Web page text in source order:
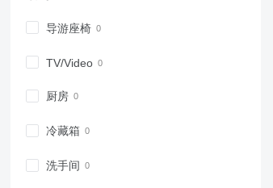
导游座椅
TV/Video
厨房
冷藏箱
洗手间